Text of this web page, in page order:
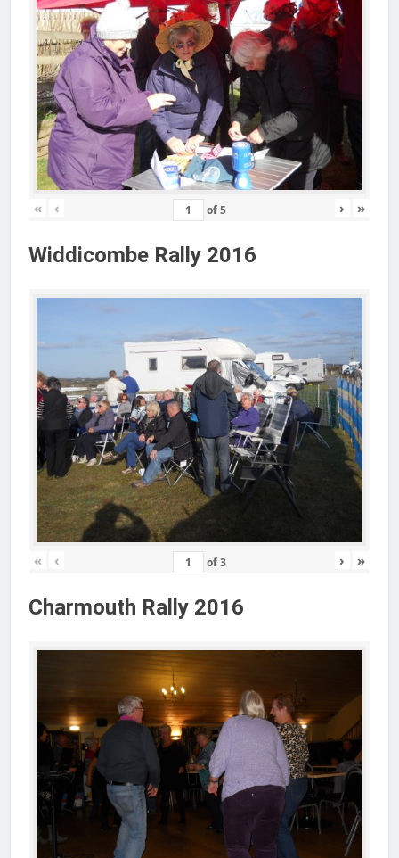
« ‹ of5 › »
Widdicombe Rally 2016
« ‹ of3 › »
Charmouth Rally 2016